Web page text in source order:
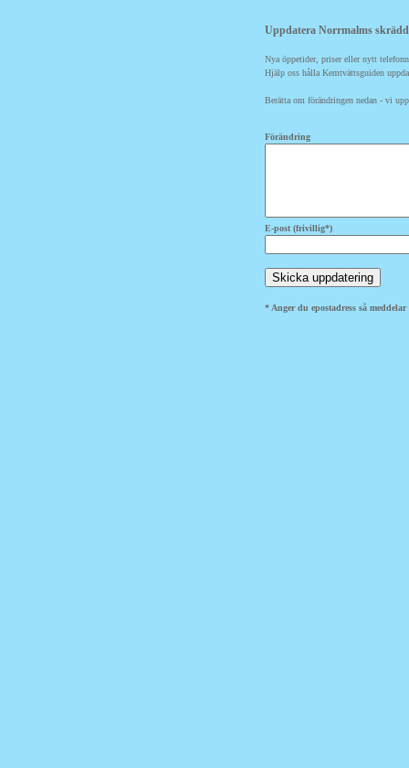
Uppdatera Norrmalms
Nya öppetider, priser eller nytt
Hjälp oss hålla Kemtvättsguiden
Berätta om förändringen nedan - vi
Förändring
E-post (frivillig*)
* Anger du epostadress så